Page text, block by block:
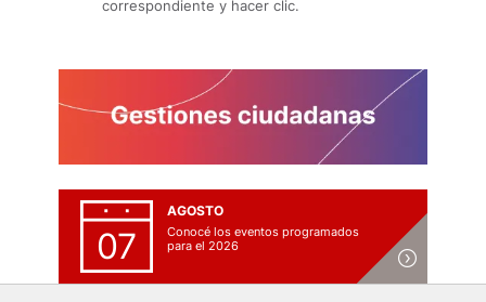
correspondiente y hacer clic.
07
AGOSTO
Conocé los eventos programados
para el 2026